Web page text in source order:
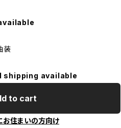
装
shipping available
to cart
お住まいの方向け